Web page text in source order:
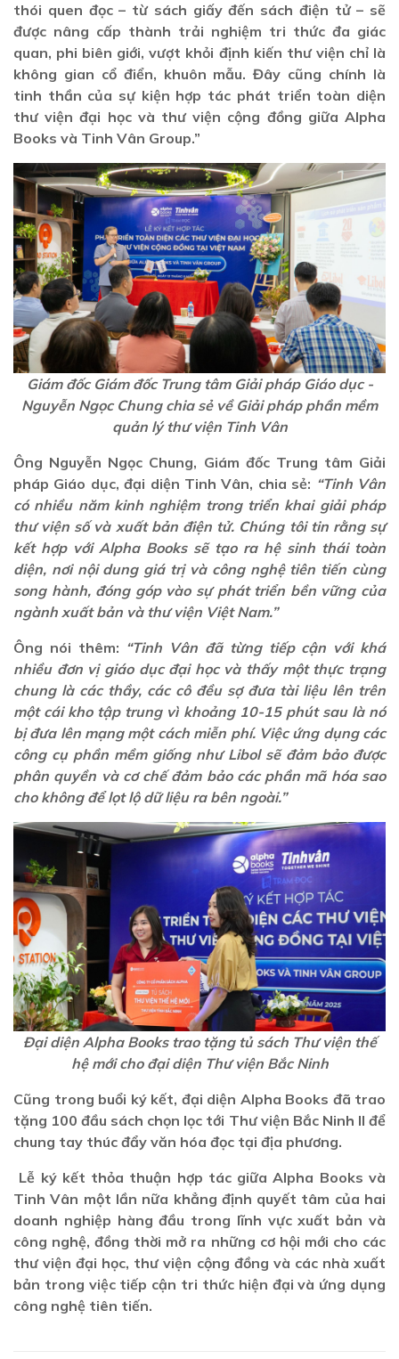
thói quen đọc – từ sách giấy đến sách điện tử – sẽ
được nâng cấp thành trải nghiệm tri thức đa giác
quan, phi biên giới, vượt khỏi định kiến thư viện chỉ là
không gian cổ điển, khuôn mẫu. Đây cũng chính là
tinh thần của sự kiện hợp tác phát triển toàn diện
thư viện đại học và thư viện cộng đồng giữa Alpha
Books và Tinh Vân Group.”
Giám đốc Giám đốc Trung tâm Giải pháp Giáo dục -
Nguyễn Ngọc Chung chia sẻ về Giải pháp phần mềm
quản lý thư viện Tinh Vân
Ông Nguyễn Ngọc Chung, Giám đốc Trung tâm Giải
pháp Giáo dục, đại diện Tinh Vân, chia sẻ: “Tinh Vân
có nhiều năm kinh nghiệm trong triển khai giải pháp
thư viện số và xuất bản điện tử. Chúng tôi tin rằng sự
kết hợp với Alpha Books sẽ tạo ra hệ sinh thái toàn
diện, nơi nội dung giá trị và công nghệ tiên tiến cùng
song hành, đóng góp vào sự phát triển bền vững của
ngành xuất bản và thư viện Việt Nam.”
Ông nói thêm: “Tinh Vân đã từng tiếp cận với khá
nhiều đơn vị giáo dục đại học và thấy một thực trạng
chung là các thầy, các cô đều sợ đưa tài liệu lên trên
một cái kho tập trung vì khoảng 10-15 phút sau là nó
bị đưa lên mạng một cách miễn phí. Việc ứng dụng các
công cụ phần mềm giống như Libol sẽ đảm bảo được
phân quyền và cơ chế đảm bảo các phần mã hóa sao
cho không để lọt lộ dữ liệu ra bên ngoài.”
Đại diện Alpha Books trao tặng tủ sách Thư viện thế
hệ mới cho đại diện Thư viện Bắc Ninh
Cũng trong buổi ký kết, đại diện Alpha Books đã trao
tặng 100 đầu sách chọn lọc tới Thư viện Bắc Ninh II để
chung tay thúc đẩy văn hóa đọc tại địa phương.
Lễ ký kết thỏa thuận hợp tác giữa Alpha Books và
Tinh Vân một lần nữa khẳng định quyết tâm của hai
doanh nghiệp hàng đầu trong lĩnh vực xuất bản và
công nghệ, đồng thời mở ra những cơ hội mới cho các
thư viện đại học, thư viện cộng đồng và các nhà xuất
bản trong việc tiếp cận tri thức hiện đại và ứng dụng
công nghệ tiên tiến.